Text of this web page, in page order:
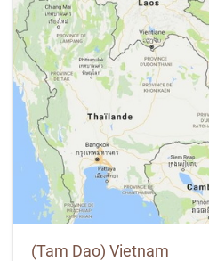
(Tam Dao) Vietnam